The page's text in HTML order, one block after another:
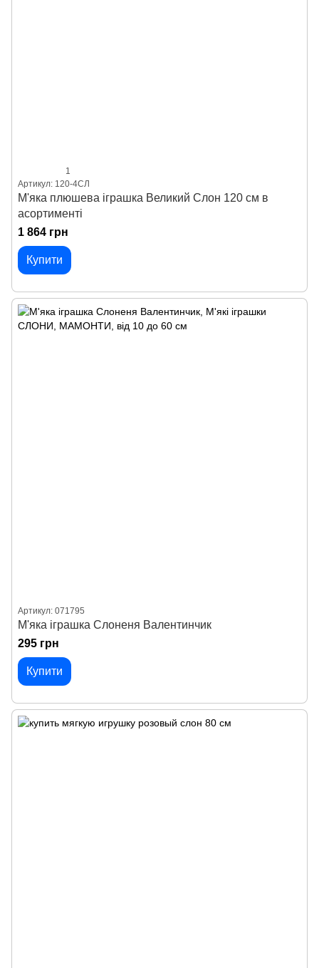
1
Артикул: 120-4СЛ
М'яка плюшева іграшка Великий Слон 120 см в
асортименті
1 864 грн
Купити
Артикул: 071795
М'яка іграшка Слоненя Валентинчик
295 грн
Купити